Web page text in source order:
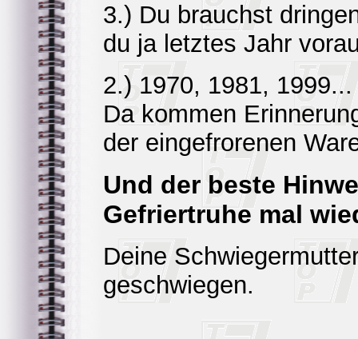
3.) Du brauchst
du ja letztes Jahr
2.) 1970, 1981, 1999...
Da kommen
der eingefrorenen
Und der beste
Gefriertruhe mal
Deine
geschwiegen.